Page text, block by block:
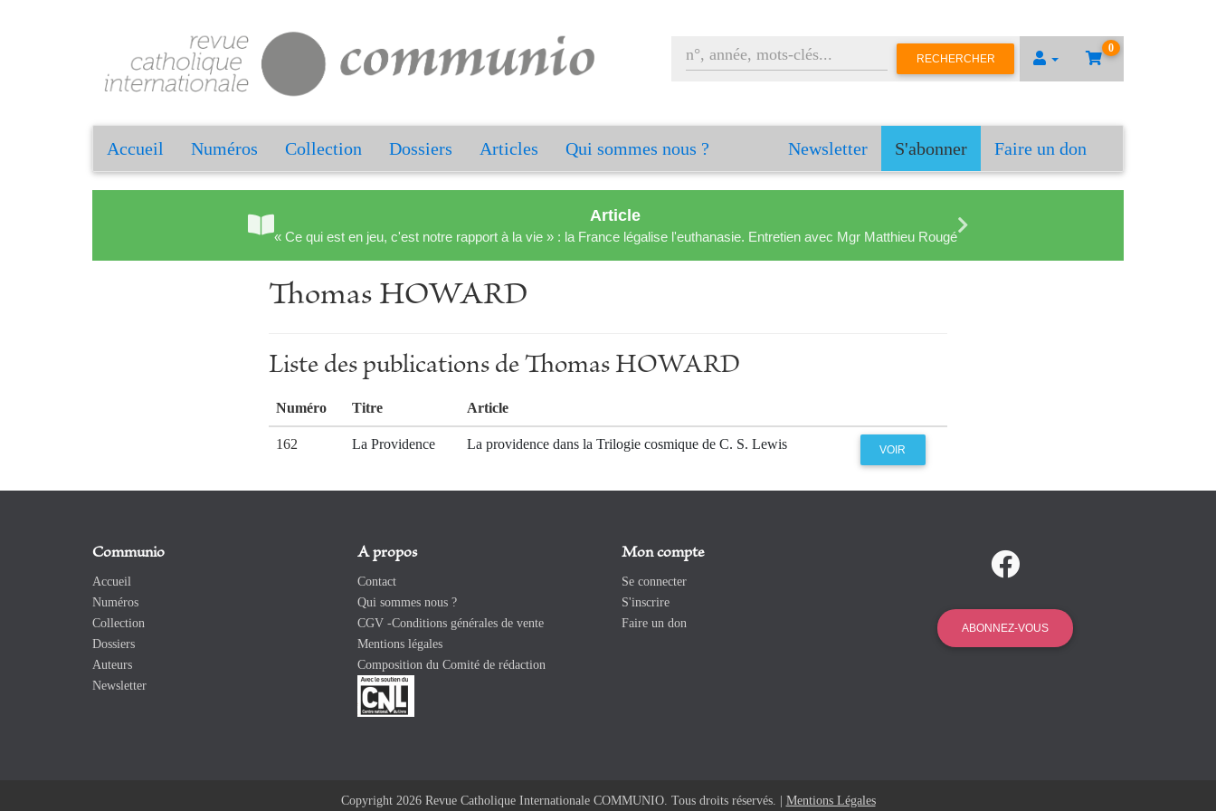
0
RECHERCHER
Accueil Numéros Collection Dossiers Articles Qui sommes nous ? Newsletter S'abonner Faire un don
Article
« Ce qui est en jeu, c'est notre rapport à la vie » : la France légalise l'euthanasie. Entretien avec Mgr Matthieu Rougé
Thomas HOWARD
Liste des publications de Thomas HOWARD
Numéro Titre Article
162 La Providence La providence dans la Trilogie cosmique de C. S. Lewis VOIR
Communio
Accueil
Numéros
Collection
Dossiers
Auteurs
Newsletter
A propos
Contact
Qui sommes nous ?
CGV -Conditions générales de vente
Mentions légales
Composition du Comité de rédaction
Mon compte
Se connecter
S'inscrire
Faire un don
ABONNEZ-VOUS
Copyright 2026 Revue Catholique Internationale COMMUNIO. Tous droits réservés. | Mentions Légales